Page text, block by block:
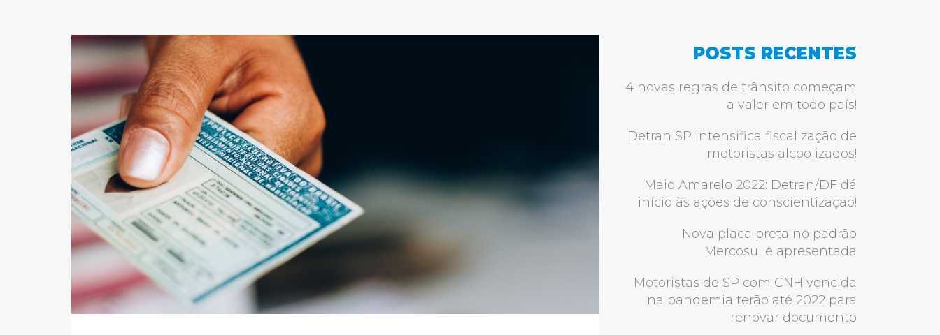
POSTS RECENTES
4 novas regras de trânsito começam
a valer em todo país!
Detran SP intensifica fiscalização de
motoristas alcoolizados!
Maio Amarelo 2022: Detran/DF dá
início às ações de conscientização!
Nova placa preta no padrão
Mercosul é apresentada
Motoristas de SP com CNH vencida
na pandemia terão até 2022 para
renovar documento